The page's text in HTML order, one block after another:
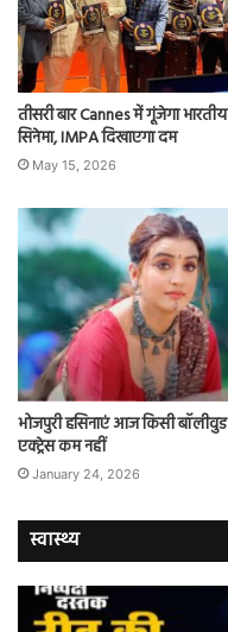
तीसरी बार Cannes में गूंजेगा भारतीय
सिनेमा, IMPA दिखाएगा दम
May 15, 2026
भोजपुरी हसिनाएं आज किसी बॉलीवुड
एक्ट्रेस कम नहीं
January 24, 2026
स्वास्थ्य